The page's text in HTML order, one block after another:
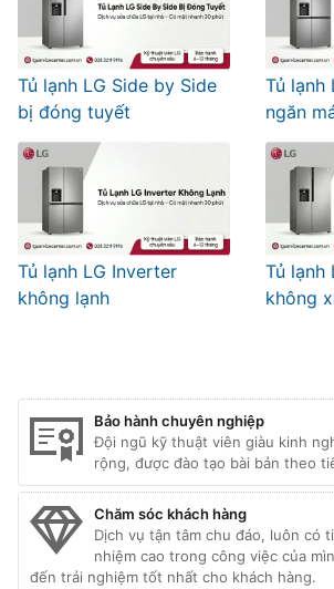
Tủ lạnh LG Side by Side
bị đóng tuyết
Tủ lạnh
ngăn
Tủ lạnh LG Inverter
không lạnh
Tủ lạnh
không
Bảo hành chuyên nghiệp
Đội ngũ kỹ thuật viên giàu kinh
rộng, được đào tạo bài bản theo
Chăm sóc khách hàng
Dịch vụ tận tâm chu đáo, luôn có
nhiệm cao trong công việc của
đến trải nghiệm tốt nhất cho khách hàng.